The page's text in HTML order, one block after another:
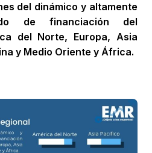
del dinámico y altamente
de financiación del
del Norte, Europa, Asia
y Medio Oriente y África.